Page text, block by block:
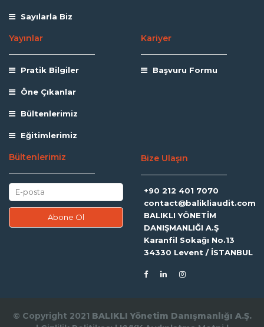
Sayılarla Biz
Yayınlar
Pratik Bilgiler
Öne Çıkanlar
Bültenlerimiz
Eğitimlerimiz
Kariyer
Başvuru Formu
Bültenlerimiz Bize Ulaşın
+90 212 401 7070
contact@balikliaudit.com
BALIKLI YÖNETİM
DANIŞMANLIĞI A.Ş
Karanfil Sokağı No.13
34330 Levent / İSTANBUL
© Copyright 2021 BALIKLI Yönetim Danışmanlığı A.Ş.